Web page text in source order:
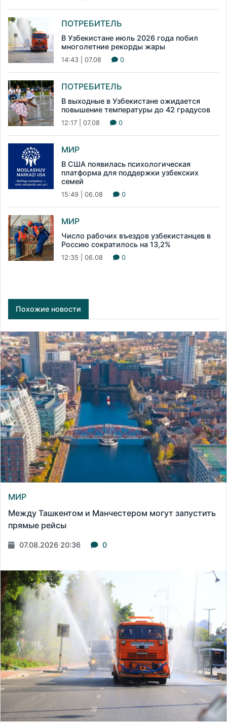
ПОТРЕБИТЕЛЬ
В Узбекистане июль 2026 года побил
многолетние рекорды жары
14:43 | 07.08 0
ПОТРЕБИТЕЛЬ
В выходные в Узбекистане ожидается
повышение температуры до 42 градусов
12:17 | 07.08 0
МИР
В США появилась психологическая
платформа для поддержки узбекских
семей
15:49 | 06.08 0
МИР
Число рабочих въездов узбекистанцев в
Россию сократилось на 13,2%
12:35 | 06.08 0
Похожие новости
МИР
Между Ташкентом и Манчестером могут запустить
прямые рейсы
07.08.2026 20:36 0